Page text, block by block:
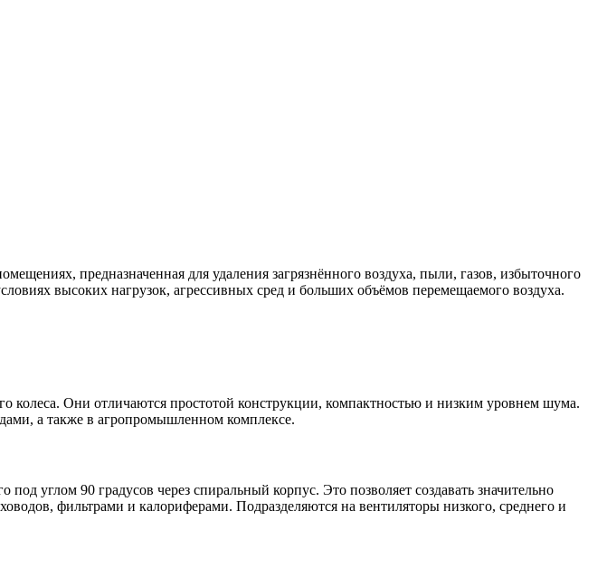
предназначенная для удаления загрязнённого воздуха, пыли, газов, избыточного
высоких нагрузок, агрессивных сред и больших объёмов перемещаемого воздуха.
колеса. Они отличаются простотой конструкции, компактностью и низким уровнем шума.
а также в агропромышленном комплексе.
углом 90 градусов через спиральный корпус. Это позволяет создавать значительно
фильтрами и калориферами. Подразделяются на вентиляторы низкого, среднего и